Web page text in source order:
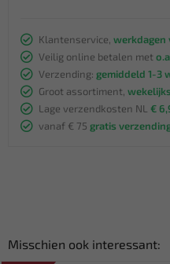
Klantenservice, werkdagen
Veilig online betalen met
Verzending: gemiddeld 1-3
Groot assortiment,
Lage verzendkosten NL €
vanaf € 75 gratis
Misschien ook interessant: